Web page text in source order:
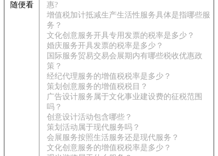
随便看
惠?
增值税加计抵减生产生活性服务具体是指哪些服
务？
文化创意服务开具专用发票的税率是多少？
婚庆服务开具发票的税率是多少？
国际服务贸易交易会展期内有哪些税收优惠政
策？
经纪代理服务的增值税税率是多少？
策划创意服务的增值税税目？
广告设计服务属于文化事业建设费的征税范围
吗？
创意设计活动包含哪些？
策划活动属于现代服务吗？
会展服务按照生活服务还是现代服务？
文化创意服务的增值税税率是多少？